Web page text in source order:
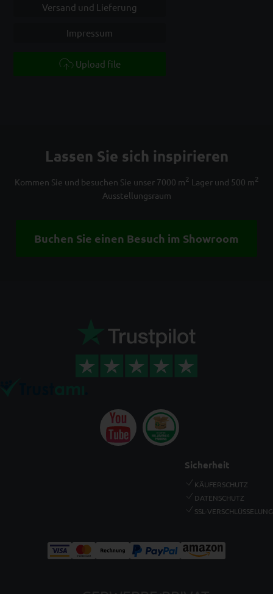
Versand und Lieferung
Impressum
Upload file
Lassen Sie sich inspirieren
Kommen Sie und besuchen Sie unser 7000 m2 Lager und 500 m2
Ausstellungsraum
Buchen Sie einen Besuch im Showroom
Sicherheit
KÄUFERSCHUTZ
DATENSCHUTZ
SSL-VERSCHLÜSSELUNG